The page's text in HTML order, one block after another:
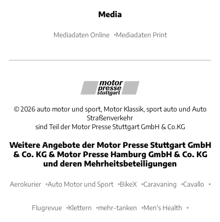
Media
Mediadaten Online Mediadaten Print
©2026 auto motor und sport, Motor Klassik, sport auto und Auto
Straßenverkehr
sind Teil der Motor Presse Stuttgart GmbH & Co.KG
Weitere Angebote der Motor Presse Stuttgart GmbH
& Co. KG & Motor Presse Hamburg GmbH & Co. KG
und deren Mehrheitsbeteiligungen
Aerokurier Auto Motor und Sport BikeX Caravaning Cavallo
Flugrevue Klettern mehr-tanken Men's Health